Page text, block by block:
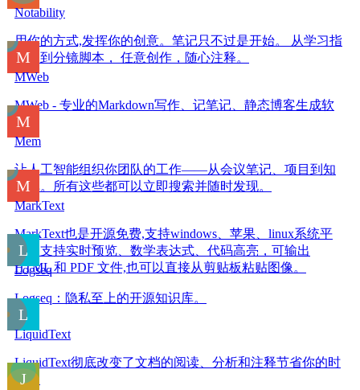
Notability
用你的方式,发挥你的创意。笔记只不过是开始。 从学习指
南，到分镜脚本， 任意创作，随心注释。
MWeb
MWeb - 专业的Markdown写作、记笔记、静态博客生成软
件
Mem
让人工智能组织你团队的工作——从会议笔记、项目到知
识库。所有这些都可以立即搜索并随时发现。
MarkText
MarkText也是开源免费,支持windows、苹果、linux系统平
台，支持实时预览、数学表达式、代码高亮，可输出
HTML 和 PDF 文件,也可以直接从剪贴板粘贴图像。
Logseq
Logseq：隐私至上的开源知识库。
LiquidText
LiquidText彻底改变了文档的阅读、分析和注释节省你的时
间。